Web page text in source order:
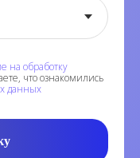
на обработку
что ознакомились
данных